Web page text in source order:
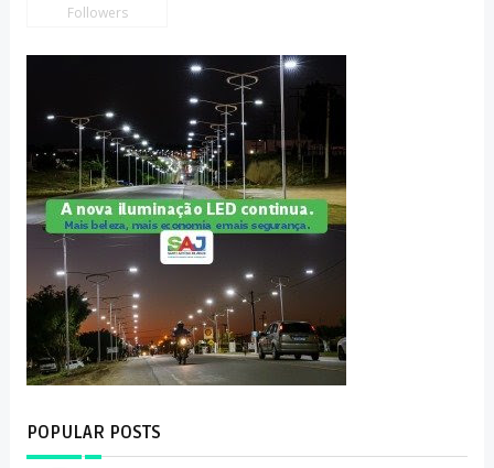
Followers
POPULAR POSTS